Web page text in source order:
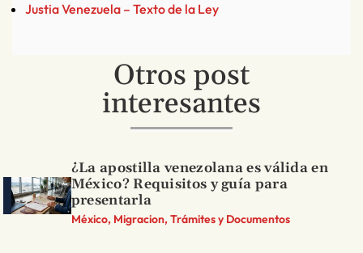
Justia Venezuela – Texto de la Ley
Otros post
interesantes
¿La apostilla venezolana es válida en
México? Requisitos y guía para
presentarla
México, Migracion, Trámites y Documentos